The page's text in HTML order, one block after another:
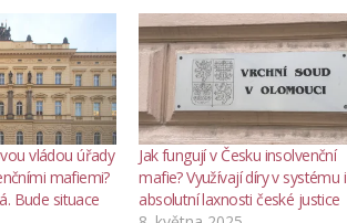
vládou úřady
mafiemi?
Bude situace
Jak fungují v Česku insolvenční
mafie? Využívají díry v systému i
absolutní laxnosti české justice